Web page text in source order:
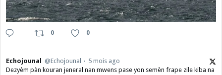
0 0
Echojounal @Echojounal
5 mois ago
Dezyèm pàn kouran jeneral nan mwens pase yon semèn frape zile kiba na